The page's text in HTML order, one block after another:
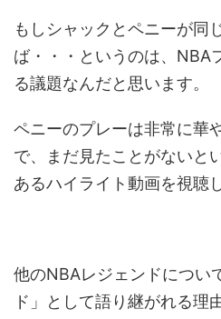
もしシャックとペニーが同
ば・・・というのは、NBA
る議題なんだと思います。
ペニーのプレーは非常に華
で、まだ見たことがないと
あるハイライト動画を視聴
他のNBAレジェンドについ
ド」として語り継がれる理